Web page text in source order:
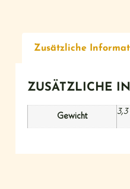
Zusätzliche
ZUSÄTZLICHE
Gewicht
3,3